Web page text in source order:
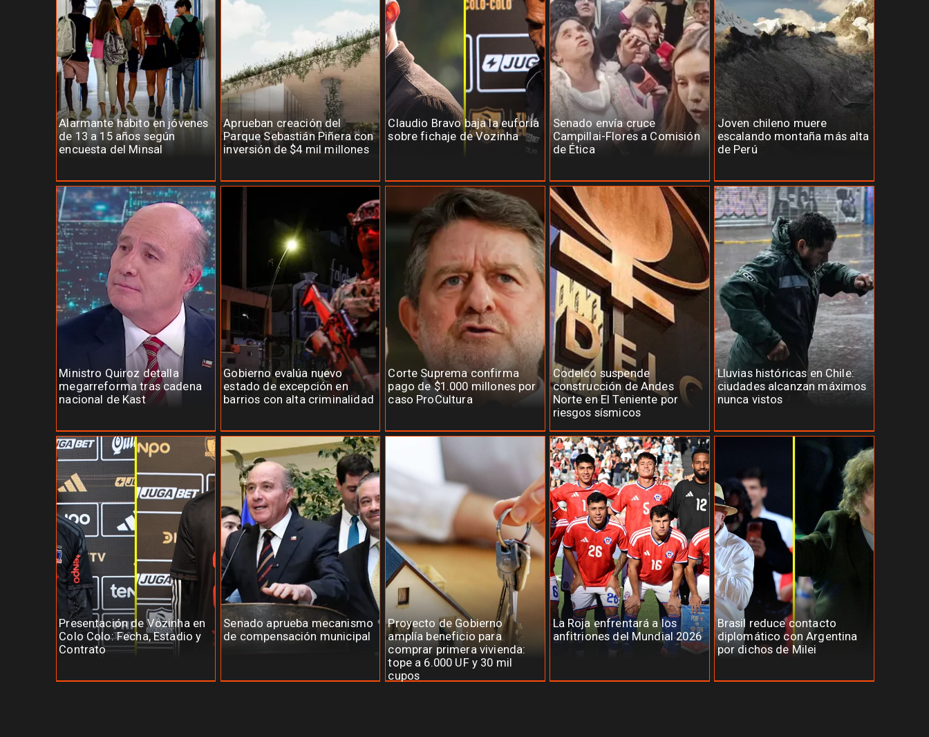
Alarmante hábito en jóvenes
de 13 a 15 años según
encuesta del Minsal
Aprueban creación del
Parque Sebastián Piñera con
inversión de $4 mil millones
Claudio Bravo baja la euforia
sobre fichaje de Vozinha
Senado envía cruce
Campillai-Flores a Comisión
de Ética
Joven chileno muere
escalando montaña más alta
de Perú
Ministro Quiroz detalla
megarreforma tras cadena
nacional de Kast
Gobierno evalúa nuevo
estado de excepción en
barrios con alta criminalidad
Corte Suprema confirma
pago de $1.000 millones por
caso ProCultura
Codelco suspende
construcción de Andes
Norte en El Teniente por
riesgos sísmicos
Lluvias históricas en Chile:
ciudades alcanzan máximos
nunca vistos
Presentación de Vozinha en
Colo Colo: Fecha, Estadio y
Contrato
Senado aprueba mecanismo
de compensación municipal
Proyecto de Gobierno
amplía beneficio para
comprar primera vivienda:
tope a 6.000 UF y 30 mil
cupos
La Roja enfrentará a los
anfitriones del Mundial 2026
Brasil reduce contacto
diplomático con Argentina
por dichos de Milei